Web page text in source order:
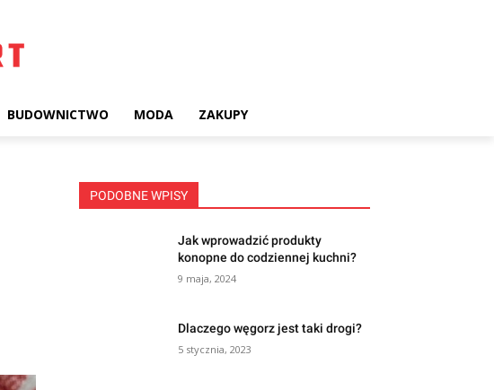
BUDOWNICTWO MODA ZAKUPY
PODOBNE WPISY
Jak wprowadzić produkty
konopne do codziennej kuchni?
9 maja, 2024
Dlaczego węgorz jest taki drogi?
5 stycznia, 2023